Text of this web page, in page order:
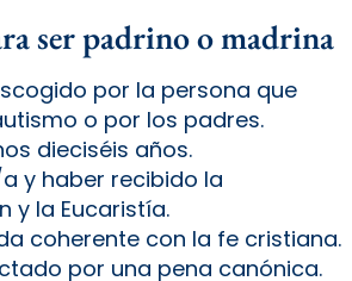
ser padrino o madrina
por la persona que
o por los padres.
dieciséis años.
y haber recibido la
y la Eucaristía.
coherente con la fe cristiana.
por una pena canónica.